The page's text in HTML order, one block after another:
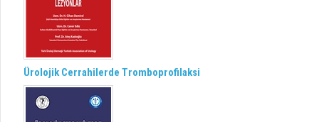
Ürolojik Cerrahilerde Tromboprofilaksi